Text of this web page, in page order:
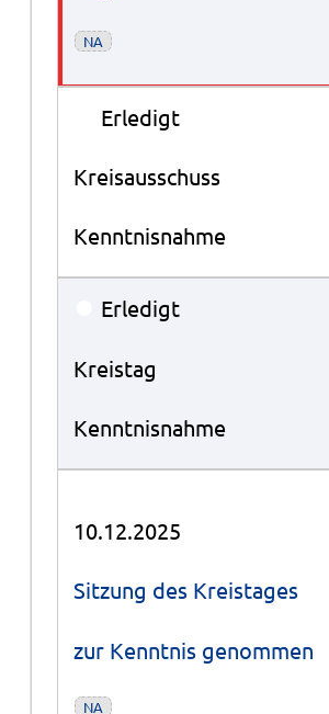
NA
Erledigt
Kreisausschuss
Kenntnisnahme
Erledigt
Kreistag
Kenntnisnahme
10.12.2025
Sitzung des Kreistages
zur Kenntnis genommen
NA